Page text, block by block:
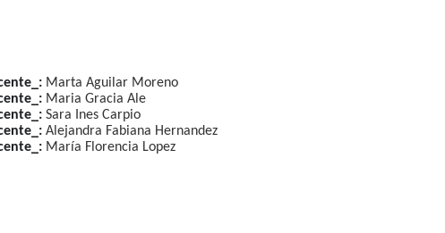
Marta Aguilar Moreno
Maria Gracia Ale
Sara Ines Carpio
Alejandra Fabiana Hernandez
María Florencia Lopez